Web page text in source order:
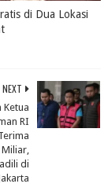
di Dua Lokasi
NEXT
Ketua
RI
di